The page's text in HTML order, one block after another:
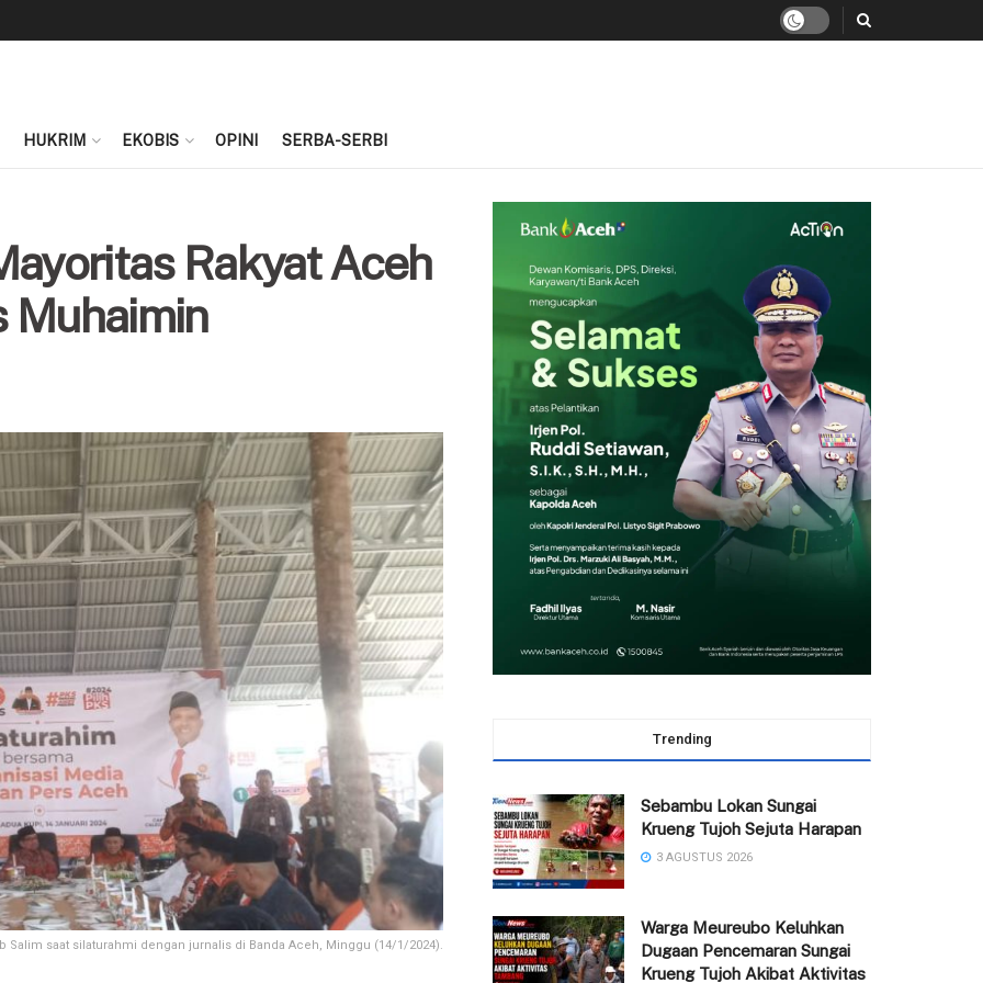
HUKRIM EKOBIS OPINI SERBA-SERBI
Rakyat Aceh
Muhaimin
Salim saat silaturahmi dengan jurnalis di Banda Aceh, Minggu (14/1/2024).
Trending
Sebambu Lokan Sungai
Krueng Tujoh Sejuta Harapan
3 AGUSTUS 2026
Warga Meureubo Keluhkan
Dugaan Pencemaran Sungai
Krueng Tujoh Akibat Aktivitas